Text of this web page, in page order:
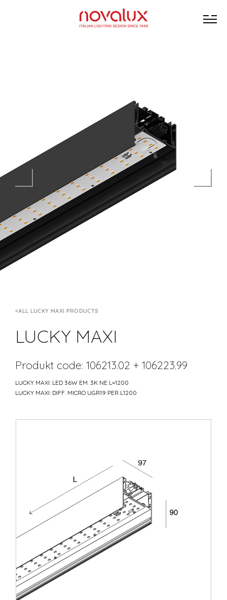
ALL LUCKY MAXI PRODUCTS
LUCKY MAXI
Produkt code: 106213.02 + 106223.99
LUCKY MAXI: LED 36W EM. 3K NE L=1200
LUCKY MAXI: DIFF. MICRO UGR19 PER L1200